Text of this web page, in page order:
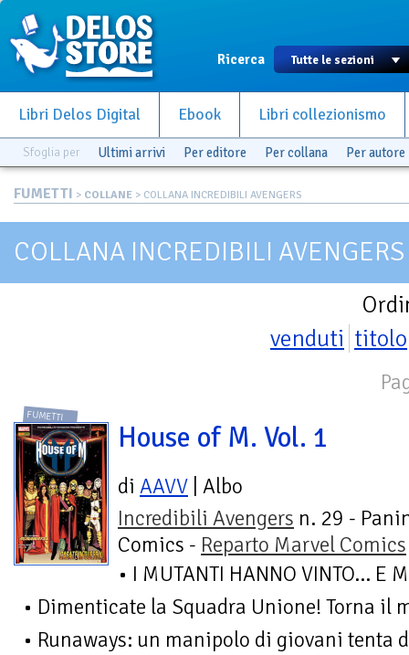
Ricerca
Libri Delos Digital Ebook Libri collezionismo
Sfoglia per Ultimi arrivi Per editore Per collana Per autore
FUMETTI > COLLANE > COLLANA INCREDIBILI AVENGERS
COLLANA INCREDIBILI AVENGERS
venduti titolo
FUMETTI
House of M. Vol. 1
di AAVV | Albo
Incredibili Avengers n. 29 -
Comics - Reparto Marvel Comics
• I MUTANTI HANNO VINTO… E
• Dimenticate la Squadra Unione! Torna il
• Runaways: un manipolo di giovani